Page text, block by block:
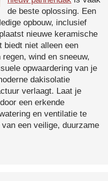
de beste oplossing. Een
opbouw, inclusief
nieuwe keramische
biedt niet alleen een
wind en sneeuw,
opwaardering van je
dakisolatie
verlaagt. Laat je
een erkende
en ventilatie te
een veilige, duurzame